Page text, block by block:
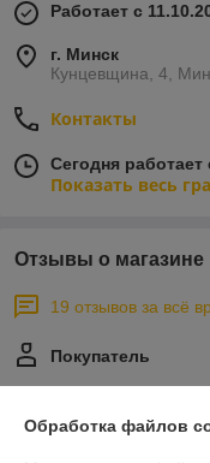
Работает с
г. Минск
Кунцевщина, 4,
Контакты
Сегодня работает
Показать весь
Отзывы о магазине
19 отзывов за всё
Покупатель
Большое спасибо за
Обработка файлов